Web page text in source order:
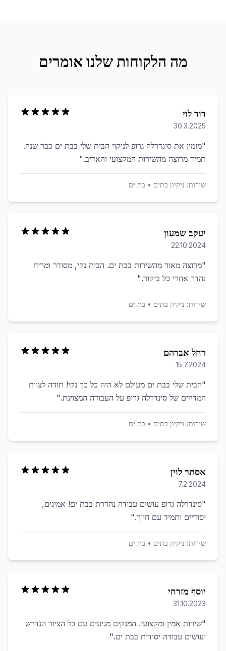
מה הלקוחות שלנו אומרים
דוד לוי
30.3.2025
"מזמין את סינדרלה גרופ לניקוי הבית שלי בבת ים כבר שנה.
תמיד מרוצה מהשירות המקצועי והאדיב."
שירות: ניקיון בתים • בת ים
יעקב שמעון
22.10.2024
"מרוצה מאוד מהשירות בבת ים. הבית נקי, מסודר ומריח
נהדר אחרי כל ביקור."
שירות: ניקיון בתים • בת ים
רחל אברהם
15.7.2024
"הבית שלי בבת ים מעולם לא היה כל כך נקי! תודה לצוות
המדהים של סינדרלה גרופ על העבודה המצוינת."
שירות: ניקיון בתים • בת ים
אסתר לוין
7.2.2024
"סינדרלה גרופ עושים עבודה נהדרת בבת ים! אמינים,
יסודיים ותמיד עם חיוך."
שירות: ניקיון בתים • בת ים
יוסף מזרחי
31.10.2023
"שירות אמין ומקצועי. המנקים מגיעים עם כל הציוד הנדרש
ועושים עבודה יסודית בבת ים."